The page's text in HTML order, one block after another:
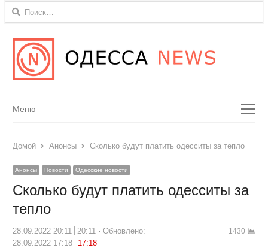
Найти:
Menu
Меню
Домой Анонсы Сколько будут платить одесситы за тепло
Анонсы Новости Одесские новости
Сколько будут платить одесситы за
тепло
28.09.2022 20:11 20:11
Обновлено:
28.09.2022 17:18
17:18
1430